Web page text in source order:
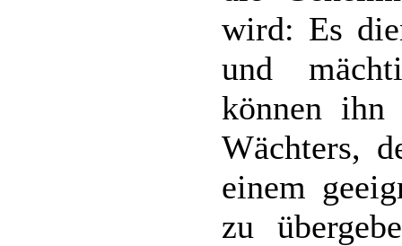
wird: Es
und
können ihn
Wächters,
einem
zu